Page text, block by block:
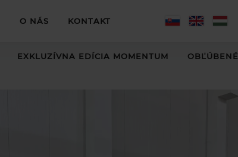
EXKLUZÍVNA EDÍCIA MOMENTUM OBĽÚBENÉ
O NÁS KONTAKT